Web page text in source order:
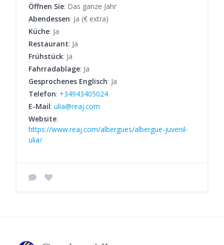
Öffnen Sie: Das ganze Jahr
Abendessen: Ja (€ extra)
Küche: Ja
Restaurant: Ja
Frühstück: Ja
Fahrradablage: Ja
Gesprochenes Englisch: Ja
Telefon: +34943405024
E-Mail: ulia@reaj.com
Website:
https://www.reaj.com/albergues/albergue-juvenil-
ulia/